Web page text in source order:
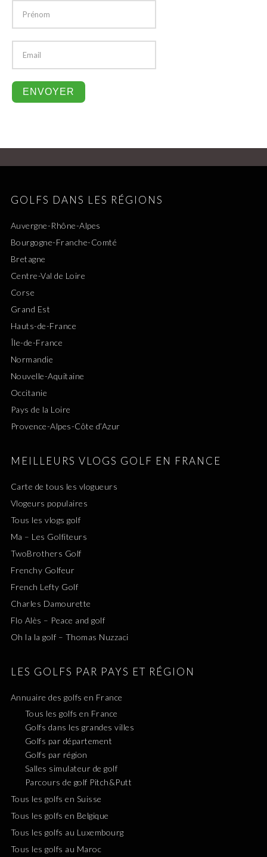
GOLFS DANS LES RÉGIONS
Auvergne-Rhône-Alpes
Bourgogne-Franche-Comté
Bretagne
Centre-Val de Loire
Corse
Grand Est
Hauts-de-France
Île-de-France
Normandie
Nouvelle-Aquitaine
Occitanie
Pays de la Loire
Provence-Alpes-Côte d’Azur
MEILLEURS VLOGS GOLF EN FRANCE
Carte de tous les vlogueurs
Vlogeurs populaires
Tous les vlogs golf
Ma – Les Golfiteurs
TwoBrothers Golf
Frenchy Golfeur
French Lefty Golf
Charles Damourette
Flo Alès – Peace and golf
Oh la la golf – Thomas Nuzzaci
LES GOLFS PAR PAYS ET RÉGION
Annuaire des golfs en France
Tous les golfs en France
Golfs dans les grandes villes
Golfs par département
Golfs par région
Salles simulateur de golf
Parcours de golf Pitch&Putt
Tous les golfs en Suisse
Tous les golfs en Belgique
Tous les golfs au Luxembourg
Tous les golfs au Maroc